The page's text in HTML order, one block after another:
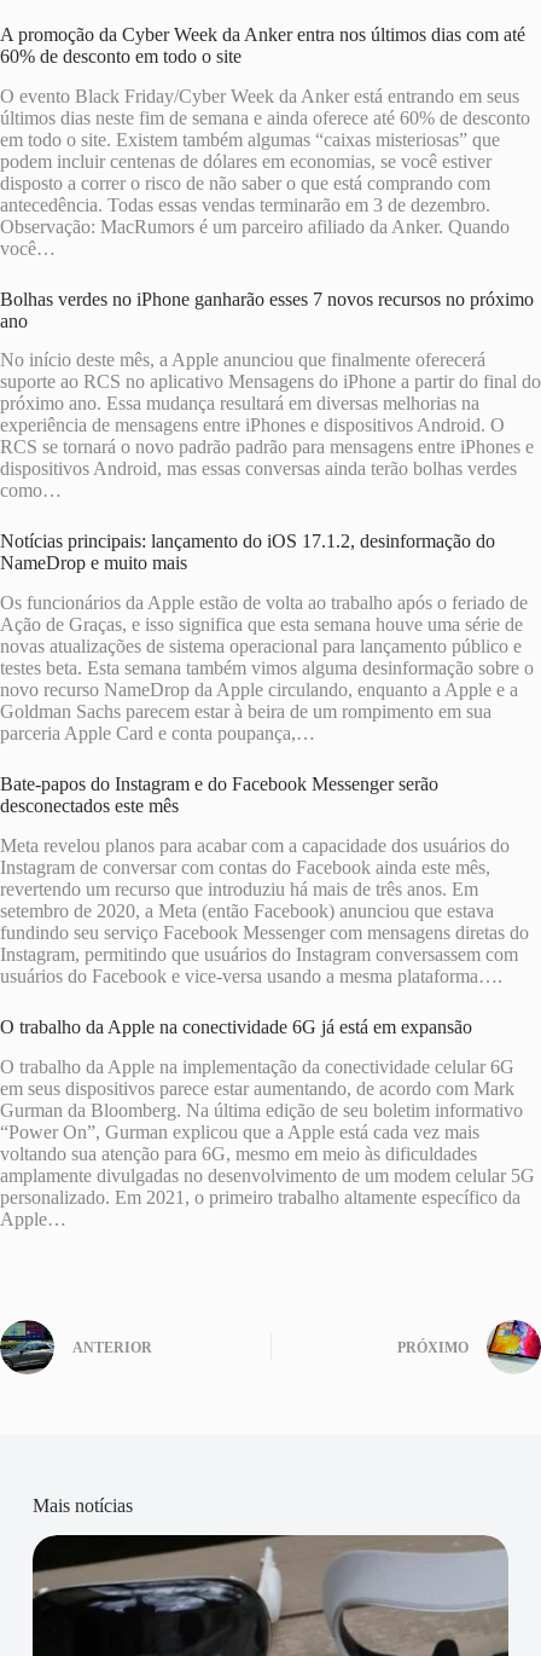
A promoção da Cyber ​​Week da Anker entra nos últimos dias com até
60% de desconto em todo o site
O evento Black Friday/Cyber ​​Week da Anker está entrando em seus
últimos dias neste fim de semana e ainda oferece até 60% de desconto
em todo o site. Existem também algumas “caixas misteriosas” que
podem incluir centenas de dólares em economias, se você estiver
disposto a correr o risco de não saber o que está comprando com
antecedência. Todas essas vendas terminarão em 3 de dezembro.
Observação: MacRumors é um parceiro afiliado da Anker. Quando
você…
Bolhas verdes no iPhone ganharão esses 7 novos recursos no próximo
ano
No início deste mês, a Apple anunciou que finalmente oferecerá
suporte ao RCS no aplicativo Mensagens do iPhone a partir do final do
próximo ano. Essa mudança resultará em diversas melhorias na
experiência de mensagens entre iPhones e dispositivos Android. O
RCS se tornará o novo padrão padrão para mensagens entre iPhones e
dispositivos Android, mas essas conversas ainda terão bolhas verdes
como…
Notícias principais: lançamento do iOS 17.1.2, desinformação do
NameDrop e muito mais
Os funcionários da Apple estão de volta ao trabalho após o feriado de
Ação de Graças, e isso significa que esta semana houve uma série de
novas atualizações de sistema operacional para lançamento público e
testes beta. Esta semana também vimos alguma desinformação sobre o
novo recurso NameDrop da Apple circulando, enquanto a Apple e a
Goldman Sachs parecem estar à beira de um rompimento em sua
parceria Apple Card e conta poupança,…
Bate-papos do Instagram e do Facebook Messenger serão
desconectados este mês
Meta revelou planos para acabar com a capacidade dos usuários do
Instagram de conversar com contas do Facebook ainda este mês,
revertendo um recurso que introduziu há mais de três anos. Em
setembro de 2020, a Meta (então Facebook) anunciou que estava
fundindo seu serviço Facebook Messenger com mensagens diretas do
Instagram, permitindo que usuários do Instagram conversassem com
usuários do Facebook e vice-versa usando a mesma plataforma….
O trabalho da Apple na conectividade 6G já está em expansão
O trabalho da Apple na implementação da conectividade celular 6G
em seus dispositivos parece estar aumentando, de acordo com Mark
Gurman da Bloomberg. Na última edição de seu boletim informativo
“Power On”, Gurman explicou que a Apple está cada vez mais
voltando sua atenção para 6G, mesmo em meio às dificuldades
amplamente divulgadas no desenvolvimento de um modem celular 5G
personalizado. Em 2021, o primeiro trabalho altamente específico da
Apple…
ANTERIOR PRÓXIMO
Mais notícias